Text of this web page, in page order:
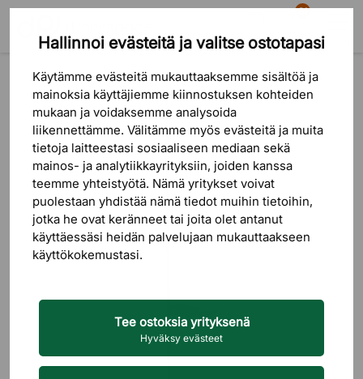
Hallinnoi evästeitä ja valitse ostotapasi
Käytämme evästeitä mukauttaaksemme sisältöä ja
mainoksia käyttäjiemme kiinnostuksen kohteiden
mukaan ja voidaksemme analysoida
liikennettämme. Välitämme myös evästeitä ja muita
tietoja laitteestasi sosiaaliseen mediaan sekä
mainos- ja analytiikkayrityksiin, joiden kanssa
teemme yhteistyötä. Nämä yritykset voivat
puolestaan ​​yhdistää nämä tiedot muihin tietoihin,
jotka he ovat keränneet tai joita olet antanut
käyttäessäsi heidän palvelujaan mukauttaakseen
käyttökokemustasi.
Tee ostoksia yrityksenä
Hyväksy evästeet
Etsi
81
Ostoskori